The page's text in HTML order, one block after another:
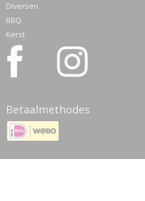
Diversen
BBQ
Kerst
Betaalmethodes